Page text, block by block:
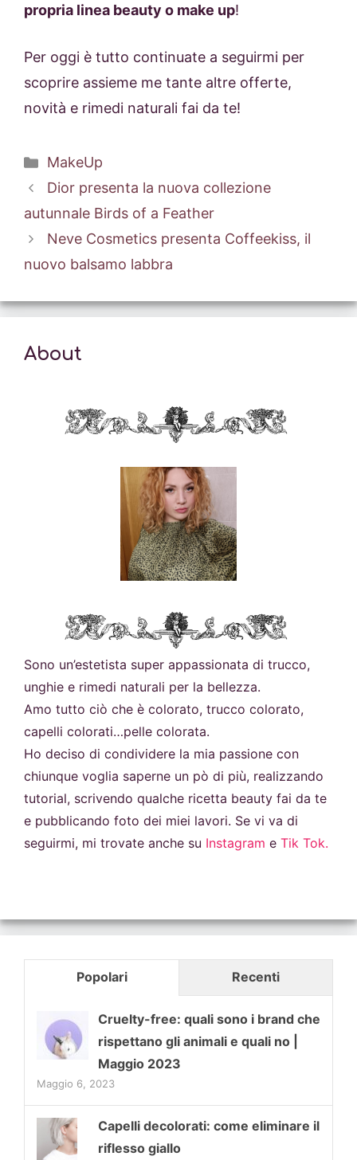
propria linea beauty o make up!
Per oggi è tutto continuate a seguirmi per
scoprire assieme me tante altre offerte,
novità e rimedi naturali fai da te!
Categorie
MakeUp
Dior presenta la nuova collezione
autunnale Birds of a Feather
Neve Cosmetics presenta Coffeekiss, il
nuovo balsamo labbra
About
Sono un’estetista super appassionata di trucco,
unghie e rimedi naturali per la bellezza.
Amo tutto ciò che è colorato, trucco colorato,
capelli colorati…pelle colorata.
Ho deciso di condividere la mia passione con
chiunque voglia saperne un pò di più, realizzando
tutorial, scrivendo qualche ricetta beauty fai da te
e pubblicando foto dei miei lavori. Se vi va di
seguirmi, mi trovate anche su Instagram e Tik Tok.
Popolari Recenti
Cruelty-free: quali sono i brand che
rispettano gli animali e quali no |
Maggio 2023
Maggio 6, 2023
Capelli decolorati: come eliminare il
riflesso giallo